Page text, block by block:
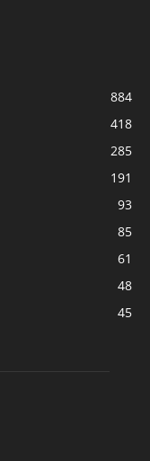
884
418
285
191
93
85
61
48
45